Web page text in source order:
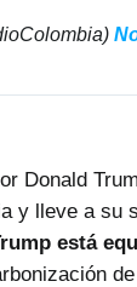
Donald
y lleve a su
está